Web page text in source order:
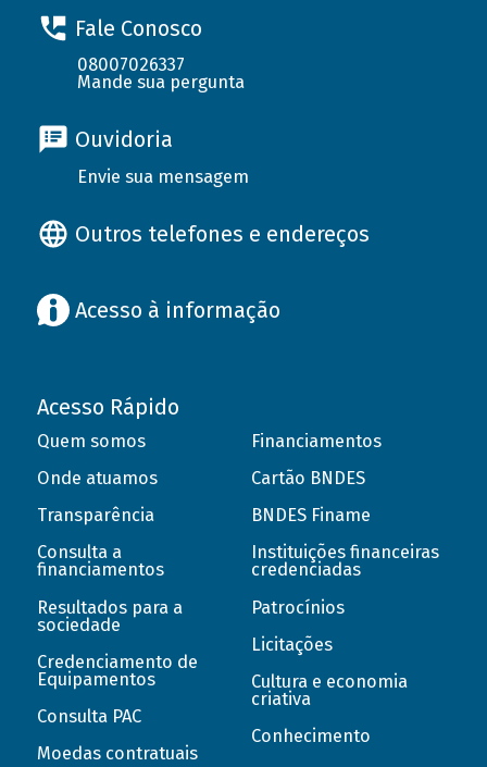
Fale Conosco
08007026337
Mande sua pergunta
Ouvidoria
Envie sua mensagem
Outros telefones e endereços
Acesso à informação
Acesso Rápido
Quem somos
Onde atuamos
Transparência
Consulta a
financiamentos
Resultados para a
sociedade
Credenciamento de
Equipamentos
Consulta PAC
Moedas contratuais
Financiamentos
Cartão BNDES
BNDES Finame
Instituições financeiras
credenciadas
Patrocínios
Licitações
Cultura e economia
criativa
Conhecimento